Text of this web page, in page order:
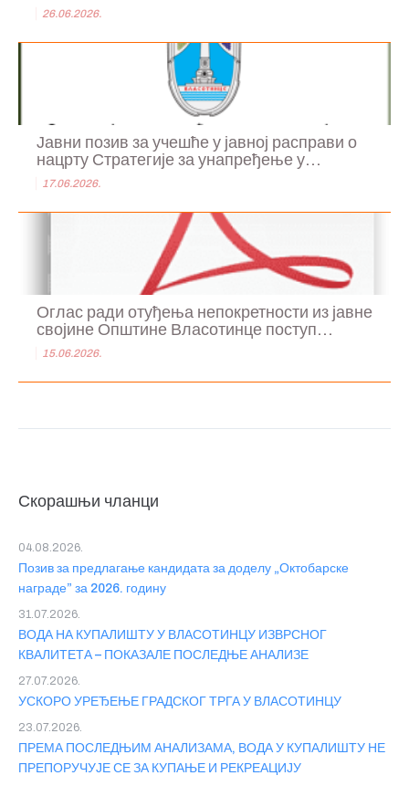
26.06.2026.
Јавни позив за учешће у јавној расправи о
нацрту Стратегије за унапређење у...
17.06.2026.
Оглас ради отуђења непокретности из јавне
својине Општине Власотинце поступ...
15.06.2026.
Скорашњи чланци
Позив за предлагање кандидата за доделу „Октобарске
награде” за 2026. годину
04.08.2026.
ВОДА НА КУПАЛИШТУ У ВЛАСОТИНЦУ ИЗВРСНОГ
КВАЛИТЕТА – ПОКАЗАЛЕ ПОСЛЕДЊЕ АНАЛИЗЕ
31.07.2026.
УСКОРО УРЕЂЕЊЕ ГРАДСКОГ ТРГА У ВЛАСОТИНЦУ
27.07.2026.
ПРЕМА ПОСЛЕДЊИМ АНАЛИЗАМА, ВОДА У КУПАЛИШТУ НЕ
ПРЕПОРУЧУЈЕ СЕ ЗА КУПАЊЕ И РЕКРЕАЦИЈУ
23.07.2026.